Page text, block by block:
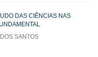
DAS CIÊNCIAS NAS
SANTOS